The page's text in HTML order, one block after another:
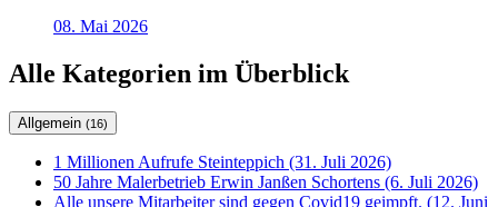
08. Mai 2026
Alle Kategorien im Überblick
Allgemein (16)
1 Millionen Aufrufe Steinteppich (31. Juli 2026)
50 Jahre Malerbetrieb Erwin Janßen Schortens (6. Juli 2026)
Alle unsere Mitarbeiter sind gegen Covid19 geimpft. (12. Juni